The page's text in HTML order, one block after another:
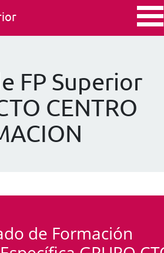
FP Superior
CENTRO
de Formación